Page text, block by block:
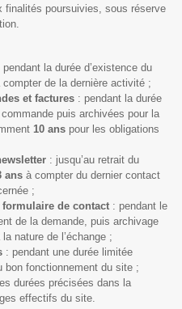
finalités poursuivies, sous réserve
pendant la durée d’existence du
compter de la dernière activité ;
et factures : pendant la durée
puis archivées pour la
10 ans pour les obligations
: jusqu’au retrait du
ans à compter du dernier contact
;
de contact : pendant le
de la demande, puis archivage
nature de l’échange ;
: pendant une durée limitée
bon fonctionnement du site ;
durées précisées dans la
effectifs du site.